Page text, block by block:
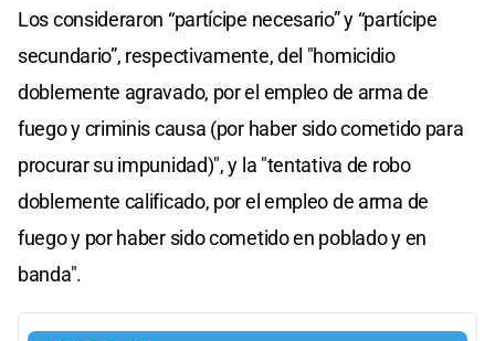
Los consideraron “partícipe necesario” y “partícipe
secundario”, respectivamente, del "homicidio
doblemente agravado, por el empleo de arma de
fuego y criminis causa (por haber sido cometido para
procurar su impunidad)", y la "tentativa de robo
doblemente calificado, por el empleo de arma de
fuego y por haber sido cometido en poblado y en
banda".